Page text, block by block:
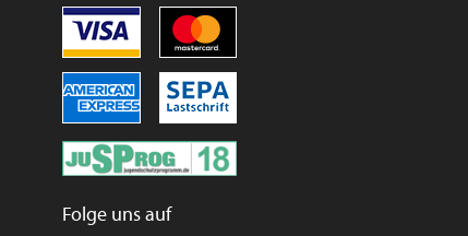
Folge uns auf